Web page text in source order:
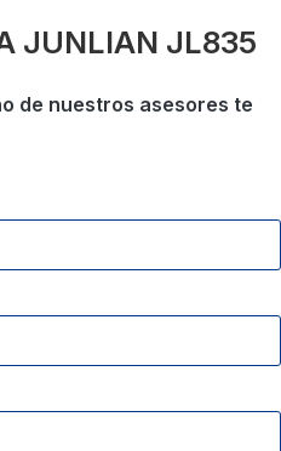
JUNLIAN JL835
de nuestros asesores te